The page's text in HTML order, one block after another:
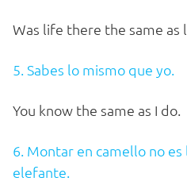
Was life there the same as
5. Sabes lo mismo que yo.
You know the same as I do.
6. Montar en camello no
elefante.